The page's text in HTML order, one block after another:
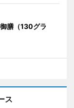
膳（130グラ
ス